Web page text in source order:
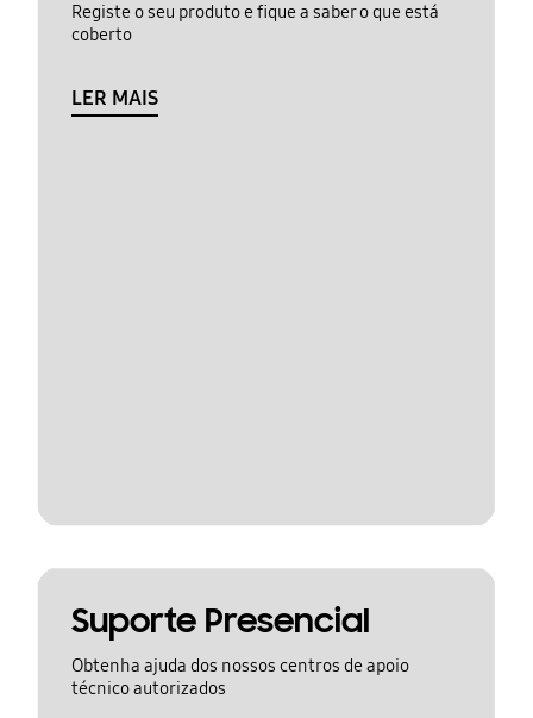
Registe o seu produto e fique a saber o que está
coberto
LER MAIS
Suporte Presencial
Obtenha ajuda dos nossos centros de apoio
técnico autorizados